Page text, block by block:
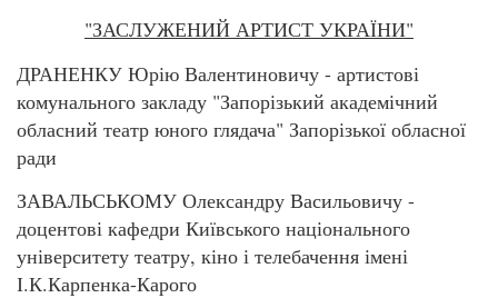
"ЗАСЛУЖЕНИЙ АРТИСТ УКРАЇНИ"
ДРАНЕНКУ Юрію Валентиновичу - артистові
комунального закладу "Запорізький академічний
обласний театр юного глядача" Запорізької обласної
ради
ЗАВАЛЬСЬКОМУ Олександру Васильовичу -
доцентові кафедри Київського національного
університету театру, кіно і телебачення імені
І.К.Карпенка-Карого